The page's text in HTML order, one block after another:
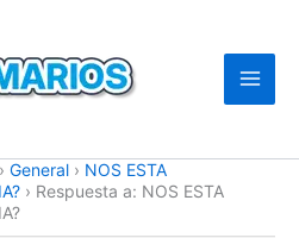
› General › NOS ESTA
› Respuesta a: NOS ESTA